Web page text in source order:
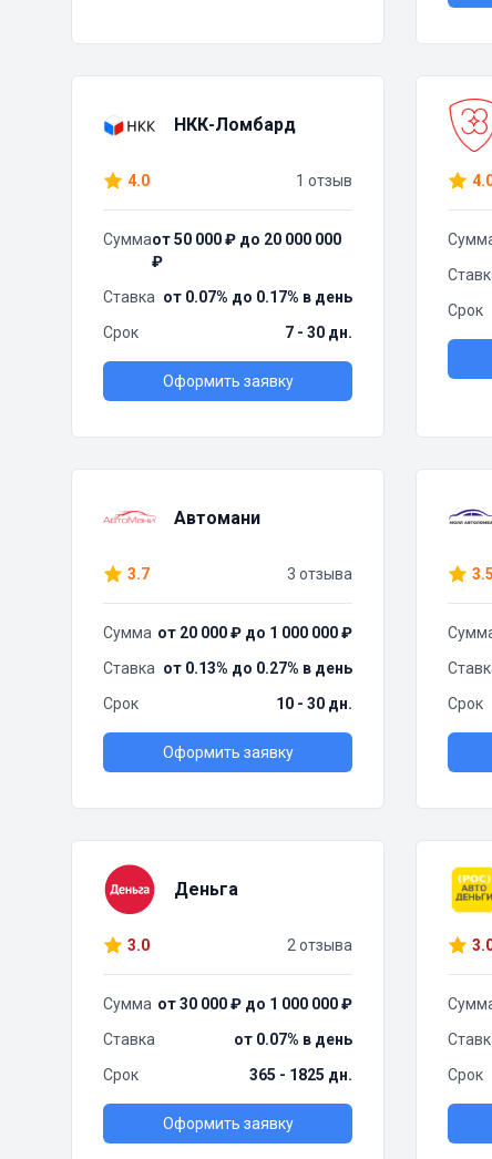
НКК-Ломбард
4.0 1 отзыв
Суммаот 50 000 ₽ до 20 000 000
₽
Ставка от 0.07% до 0.17% в день
Срок
7 - 30 дн.
Оформить заявку
Срок
Автомани
3.7 3 отзыва
Сумма от 20 000 ₽ до 1 000 000 ₽
Ставка от 0.13% до 0.27% в день
Срок
10 - 30 дн.
Оформить заявку
3.5
Срок
Деньга
3.0 2 отзыва
Сумма от 30 000 ₽ до 1 000 000 ₽
Ставка
от 0.07% в день
Срок
365 - 1825 дн.
Оформить заявку
Срок